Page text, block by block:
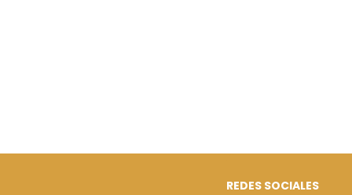
REDES SOCIALES